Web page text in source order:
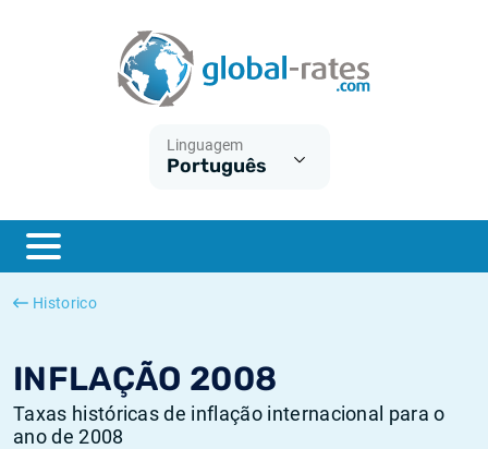
Linguagem
Português
Historico
INFLAÇÃO 2008
Taxas históricas de inflação internacional para o
ano de 2008
ESTER
SONIA
O que é a inflação do IPC?
O que é a inflação do IHPC?
Inflação Estados Unidos
Inflação Europa
Taxas Euribor históricas
Taxas ESTER históricas
Taxas SONIA históricas
Taxas TONAR históricas
Calculadora de inflação